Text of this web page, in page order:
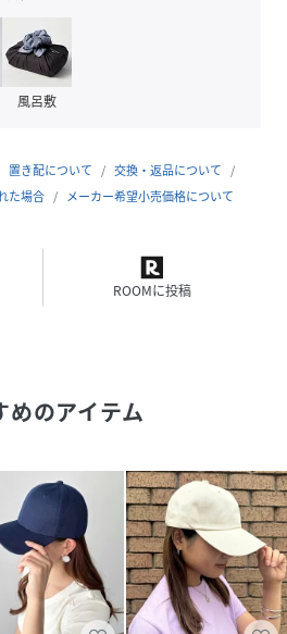
梱包資材で出荷しておりますので
いいたします。
ていますので届き次第袋から出し
をお勧めします。
洗い可
16-11 KK7881)
風呂敷
置き配について
交換・返品について
た場合
メーカー希望小売価格について
ROOMに投稿
めのアイテム